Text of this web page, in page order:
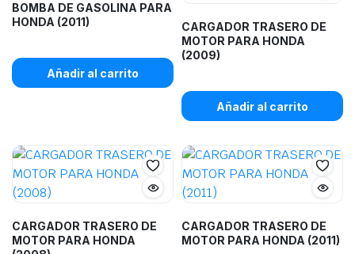
BOMBA DE GASOLINA PARA
HONDA (2011)
Añadir al carrito
CARGADOR TRASERO DE
MOTOR PARA HONDA
(2009)
Añadir al carrito
CARGADOR TRASERO DE
MOTOR PARA HONDA
CARGADOR TRASERO DE
MOTOR PARA HONDA (2011)